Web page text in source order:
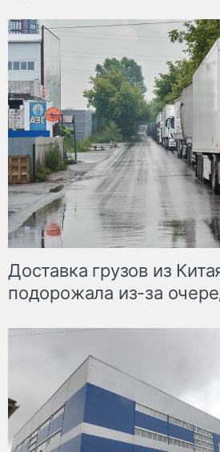
Доставка грузов из
подорожала из-за